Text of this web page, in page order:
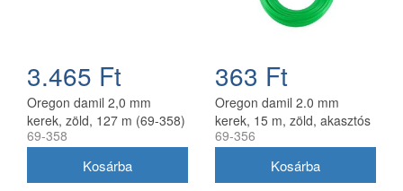
3.465 Ft
Oregon damil 2,0 mm
kerek, zöld, 127 m (69-358)
69-358
363 Ft
Oregon damil 2.0 mm
kerek, 15 m, zöld, akasztós
kiszerelés
69-356